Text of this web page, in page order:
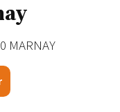
MARNAY